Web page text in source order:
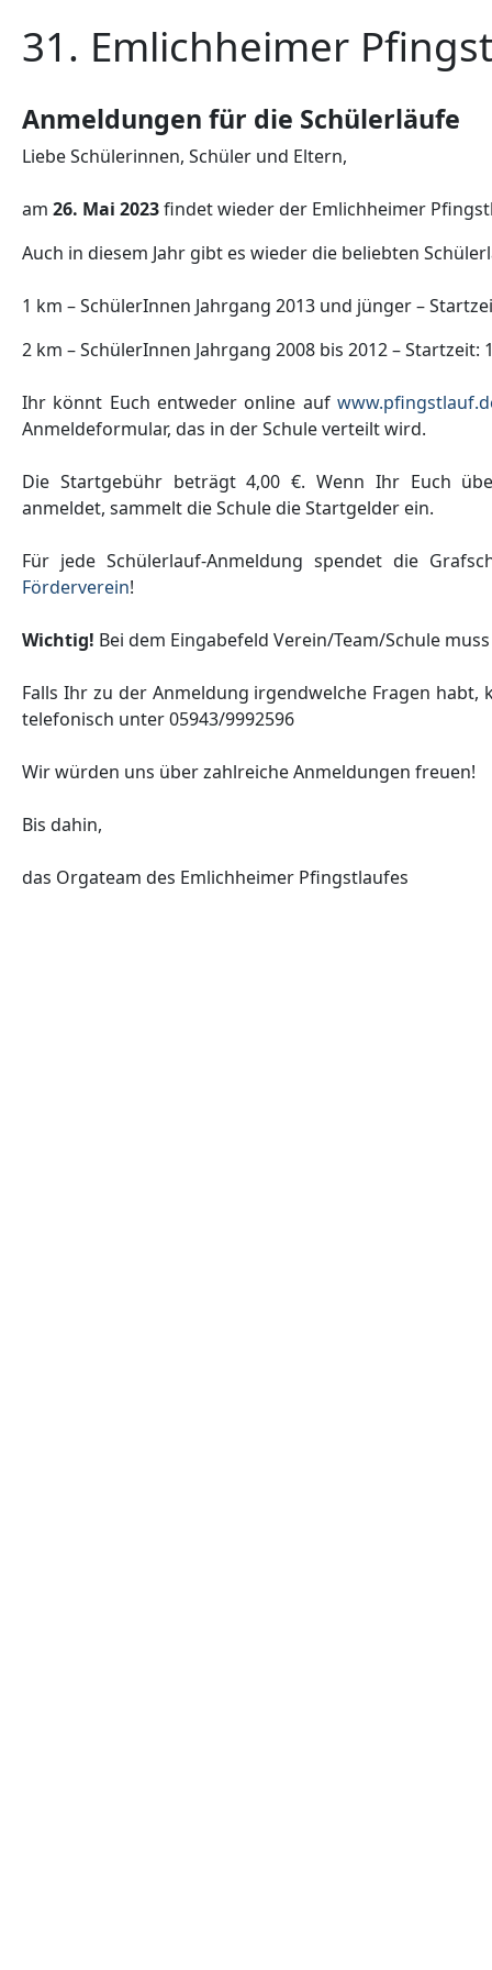
31. Emlichheimer
Anmeldungen für die Schülerläufe
Liebe Schülerinnen, Schüler und Eltern,
am 26. Mai 2023findet wieder der Emlichheimer
Auch in diesem Jahr gibt es wieder die beliebten
1 km – SchülerInnen Jahrgang 2013 und jünger –
2 km – SchülerInnen Jahrgang 2008 bis 2012 – Startzeit:
Ihr könnt Euch entweder online auf
Anmeldeformular, das in der Schule verteilt wird.
Die Startgebühr beträgt 4,00 €. Wenn Ihr Euch
anmeldet, sammelt die Schule die Startgelder ein.
Für jede Schülerlauf-Anmeldung spendet die
Förderverein!
Wichtig! Bei dem Eingabefeld Verein/Team/Schule
Falls Ihr zu der Anmeldung irgendwelche Fragen
telefonisch unter 05943/9992596
Wir würden uns über zahlreiche Anmeldungen freuen!
Bis dahin,
das Orgateam des Emlichheimer Pfingstlaufes